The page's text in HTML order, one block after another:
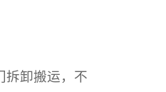
拆卸搬运，不